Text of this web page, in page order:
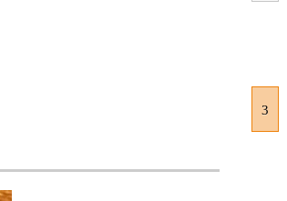
3